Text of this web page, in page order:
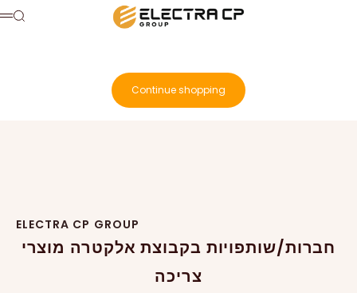
Skip to content
Electra Consumer Products
MenuSearch
Continue shopping
ELECTRA CP GROUP
חברות/שותפויות בקבוצת אלקטרה מוצרי
צריכה